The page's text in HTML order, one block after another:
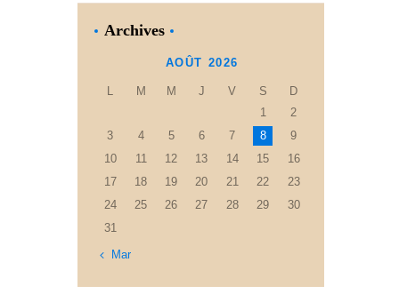
Archives
AOÛT 2026
L M M J V S
D
1
2
3
4 5 6 7 8
9
10
11 12 13 14 15
16
17
18 19 20 21 22
23
24
25 26 27 28 29
30
31
« Mar